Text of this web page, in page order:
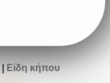
Είδη κήπου